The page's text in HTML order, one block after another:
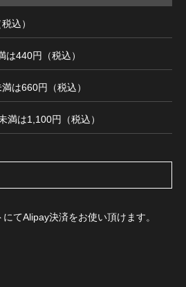
込）
440円（税込）
は660円（税込）
満は1,100円（税込）
てAlipay決済をお使い頂けます。